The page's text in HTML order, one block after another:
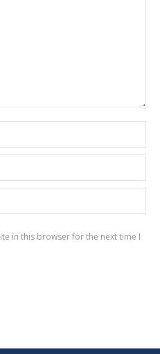
in this browser for the next time I